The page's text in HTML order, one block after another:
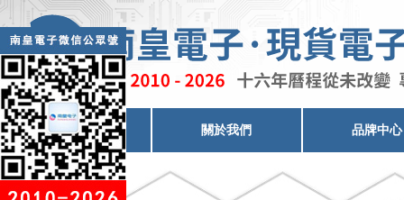
電子元器件代理 關於我們 品牌中心